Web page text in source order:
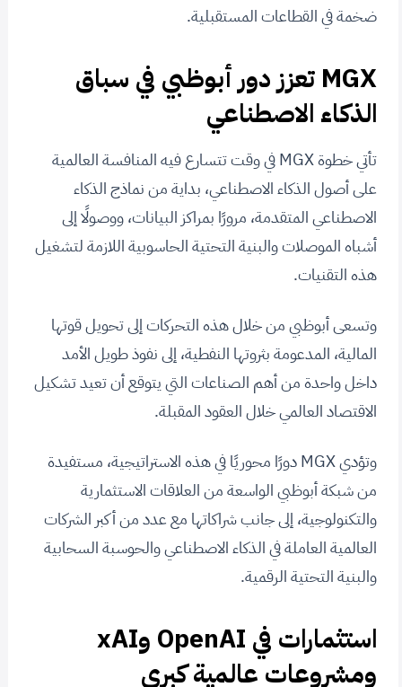
ضخمة في القطاعات المستقبلية.
MGX تعزز دور أبوظبي في سباق
الذكاء الاصطناعي
تأتي خطوة MGX في وقت تتسارع فيه المنافسة العالمية
على أصول الذكاء الاصطناعي، بداية من نماذج الذكاء
الاصطناعي المتقدمة، مرورًا بمراكز البيانات، ووصولًا إلى
أشباه الموصلات والبنية التحتية الحاسوبية اللازمة لتشغيل
هذه التقنيات.
وتسعى أبوظبي من خلال هذه التحركات إلى تحويل قوتها
المالية، المدعومة بثروتها النفطية، إلى نفوذ طويل الأمد
داخل واحدة من أهم الصناعات التي يتوقع أن تعيد تشكيل
الاقتصاد العالمي خلال العقود المقبلة.
وتؤدي MGX دورًا محوريًا في هذه الاستراتيجية، مستفيدة
من شبكة أبوظبي الواسعة من العلاقات الاستثمارية
والتكنولوجية، إلى جانب شراكاتها مع عدد من أكبر الشركات
العالمية العاملة في الذكاء الاصطناعي والحوسبة السحابية
والبنية التحتية الرقمية.
استثمارات في OpenAI وxAI
ومشروعات عالمية كبرى